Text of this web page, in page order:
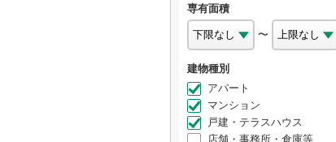
専有面積
〜
建物種別
アパート
マンション
戸建・テラスハウス
店舗・事務所・倉庫等